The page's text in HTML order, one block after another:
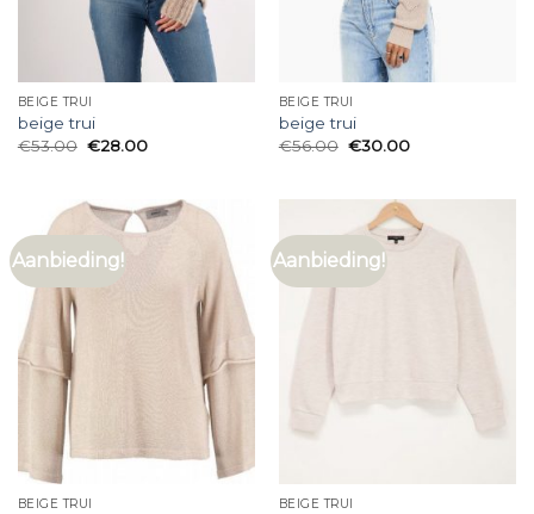
BEIGE TRUI
beige trui
€53.00 €28.00
BEIGE TRUI
beige trui
€56.00 €30.00
Aanbieding!
BEIGE TRUI
Aanbieding!
BEIGE TRUI